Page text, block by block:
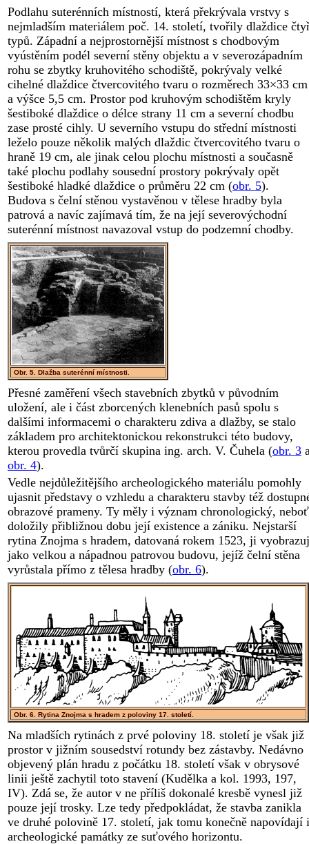
Podlahu suterénních místností, která překrývala vrstvy s
nejmladším materiálem poč. 14. století, tvořily dlaždice
typů. Západní a nejprostornější místnost s chodbovým
vyústěním podél severní stěny objektu a v severozápadním
rohu se zbytky kruhovitého schodiště, pokrývaly velké
cihelné dlaždice čtvercovitého tvaru o rozměrech 33×33 cm
a výšce 5,5 cm. Prostor pod kruhovým schodištěm kryly
šestiboké dlaždice o délce strany 11 cm a severní chodbu
zase prosté cihly. U severního vstupu do střední místnosti
leželo pouze několik malých dlaždic čtvercovitého tvaru o
hraně 19 cm, ale jinak celou plochu místnosti a současně
také plochu podlahy sousední prostory pokrývaly opět
šestiboké hladké dlaždice o průměru 22 cm (obr. 5).
Budova s čelní stěnou vystavěnou v tělese hradby byla
patrová a navíc zajímavá tím, že na její severovýchodní
suterénní místnost navazoval vstup do podzemní chodby.
Obr. 5. Dlažba suterénní místnosti.
Přesné zaměření všech stavebních zbytků v původním
uložení, ale i část zborcených klenebních pasů spolu s
dalšími informacemi o charakteru zdiva a dlažby, se stalo
základem pro architektonickou rekonstrukci této budovy,
kterou provedla tvůrčí skupina ing. arch. V. Čuhela (obr. 3
obr. 4).
Vedle nejdůležitějšího archeologického materiálu pomohly
ujasnit představy o vzhledu a charakteru stavby též
obrazové prameny. Ty měly i význam chronologický, neboť
doložily přibližnou dobu její existence a zániku. Nejstarší
rytina Znojma s hradem, datovaná rokem 1523, ji
jako velkou a nápadnou patrovou budovu, jejíž čelní stěna
vyrůstala přímo z tělesa hradby (obr. 6).
Obr. 6. Rytina Znojma s hradem z poloviny 17. století.
Na mladších rytinách z prvé poloviny 18. století je však již
prostor v jižním sousedství rotundy bez zástavby. Nedávno
objevený plán hradu z počátku 18. století však v obrysové
linii ještě zachytil toto stavení (Kudělka a kol. 1993, 197,
IV). Zdá se, že autor v ne příliš dokonalé kresbě vynesl již
pouze její trosky. Lze tedy předpokládat, že stavba zanikla
ve druhé polovině 17. století, jak tomu konečně napovídají i
archeologické památky ze suťového horizontu.